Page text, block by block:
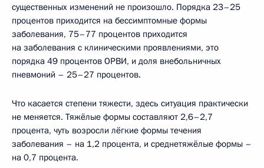
существенных изменений не произошло. Порядка 23–25
процентов приходится на бессимптомные формы
заболевания, 75–77 процентов приходится
на заболевания с клиническими проявлениями, это
порядка 49 процентов ОРВИ, и доля внебольничных
пневмоний – 25–27 процентов.
Что касается степени тяжести, здесь ситуация практически
не меняется. Тяжёлые формы составляют 2,6–2,7
процента, чуть возросли лёгкие формы течения
заболевания – на 1,2 процента, и среднетяжёлые формы –
на 0,7 процента.